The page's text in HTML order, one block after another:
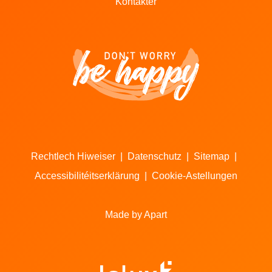
Rechtlech Hiweiser Datenschutz Sitemap
Accessibilitéitserklärung
Cookie-Astellungen
Made by Apart